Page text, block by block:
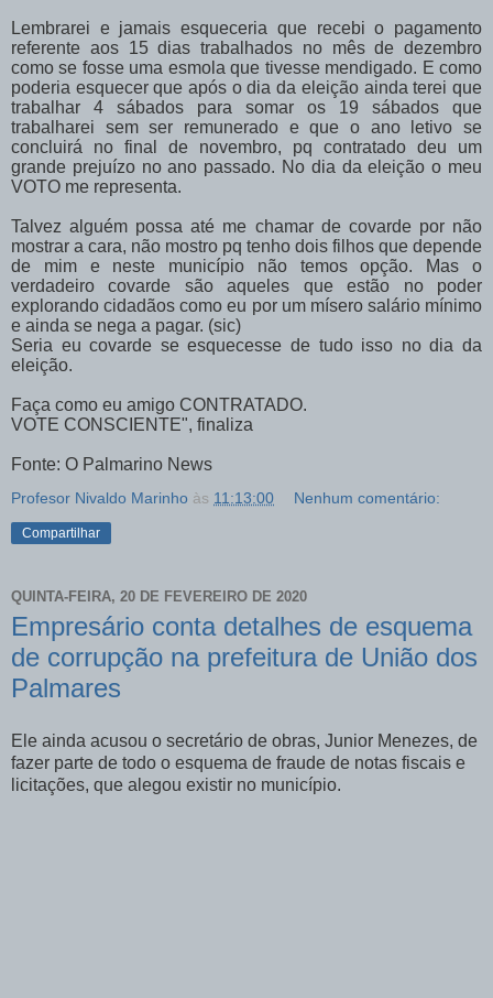
Lembrarei e jamais esqueceria que recebi o pagamento
referente aos 15 dias trabalhados no mês de dezembro
como se fosse uma esmola que tivesse mendigado. E como
poderia esquecer que após o dia da eleição ainda terei que
trabalhar 4 sábados para somar os 19 sábados que
trabalharei sem ser remunerado e que o ano letivo se
concluirá no final de novembro, pq contratado deu um
grande prejuízo no ano passado. No dia da eleição o meu
VOTO me representa.
Talvez alguém possa até me chamar de covarde por não
mostrar a cara, não mostro pq tenho dois filhos que depende
de mim e neste município não temos opção. Mas o
verdadeiro covarde são aqueles que estão no poder
explorando cidadãos como eu por um mísero salário mínimo
e ainda se nega a pagar. (sic)
Seria eu covarde se esquecesse de tudo isso no dia da
eleição.
Faça como eu amigo CONTRATADO.
VOTE CONSCIENTE", finaliza
Fonte: O Palmarino News
Profesor Nivaldo Marinho às 11:13:00 Nenhum comentário:
Compartilhar
QUINTA-FEIRA, 20 DE FEVEREIRO DE 2020
Empresário conta detalhes de esquema
de corrupção na prefeitura de União dos
Palmares
Ele ainda acusou o secretário de obras, Junior Menezes, de
fazer parte de todo o esquema de fraude de notas fiscais e
licitações, que alegou existir no município.